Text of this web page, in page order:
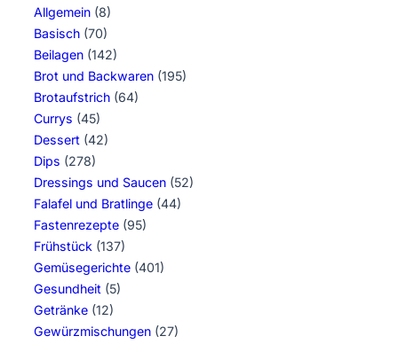
Allgemein (8)
Basisch (70)
Beilagen (142)
Brot und Backwaren (195)
Brotaufstrich (64)
Currys (45)
Dessert (42)
Dips (278)
Dressings und Saucen (52)
Falafel und Bratlinge (44)
Fastenrezepte (95)
Frühstück (137)
Gemüsegerichte (401)
Gesundheit (5)
Getränke (12)
Gewürzmischungen (27)